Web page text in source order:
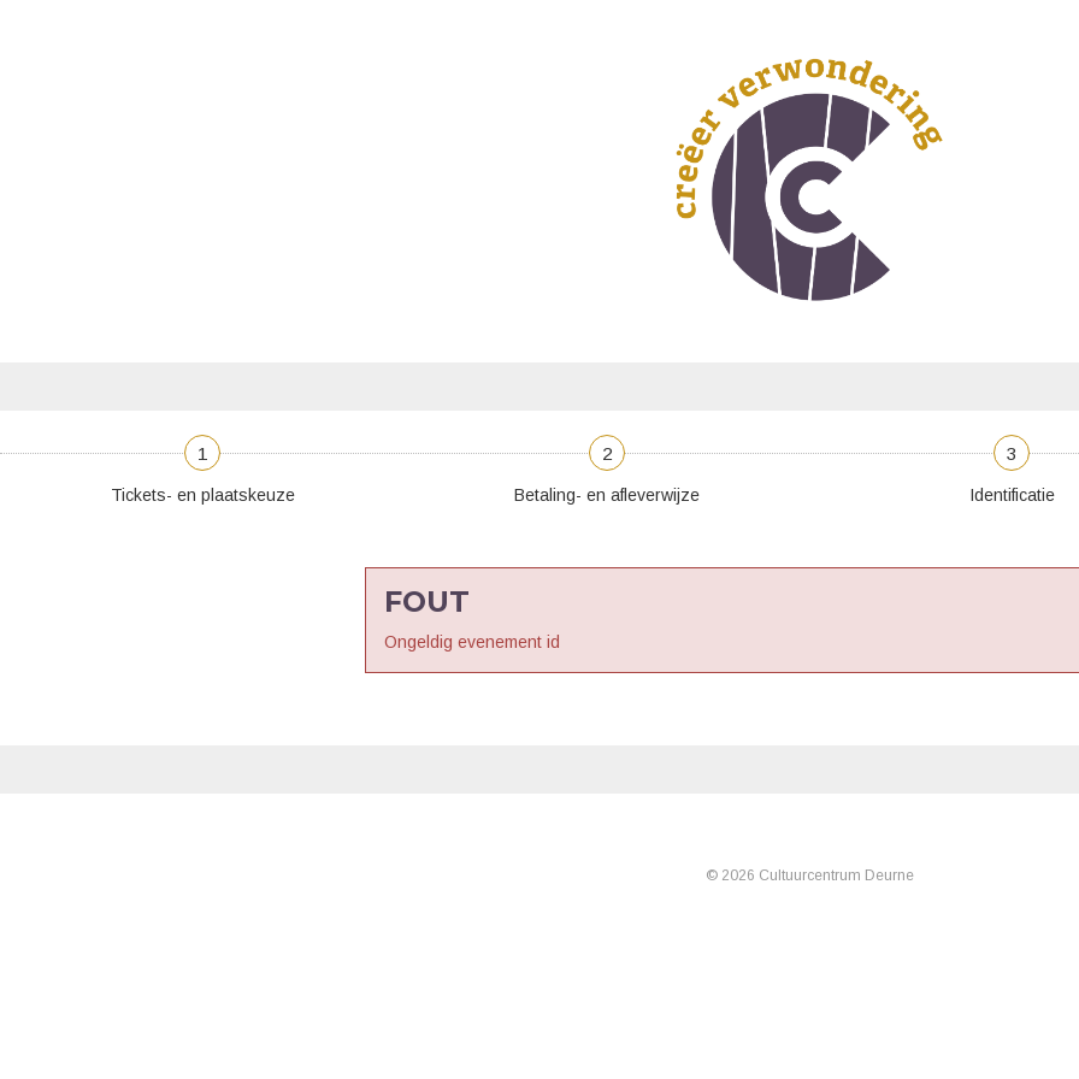
1
Tickets- en plaatskeuze
2
Betaling- en afleverwijze
3
Identificatie
FOUT
Ongeldig evenement id
© 2026 Cultuurcentrum Deurne